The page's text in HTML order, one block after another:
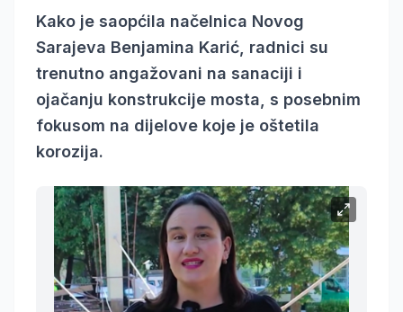
Kako je saopćila načelnica Novog
Sarajeva Benjamina Karić, radnici su
trenutno angažovani na sanaciji i
ojačanju konstrukcije mosta, s posebnim
fokusom na dijelove koje je oštetila
korozija.